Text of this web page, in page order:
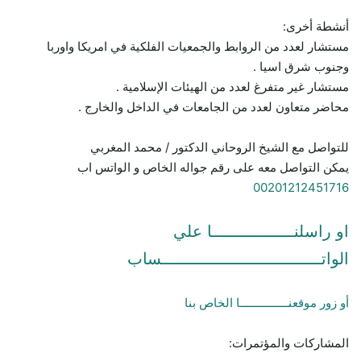
أنشطة أخرى:
مستشار لعدد من الروابط والجمعيات الفلكية في امريكا واوربا
وجنوب شرق اسيا .
مستشار غير متفرغ لعدد من الهيئات الإسلامية .
محاضر متعاون لعدد من الجامعات في الداخل والخارج .
للتواصل مع الشيخ الروحاني الدكتور / محمد المغربي
يمكن التواصل معه على رقم جواله الخاص و الواتس اب
00201212451716
او راسلنـــــــــــــــــا علي
الواتـــــــــــــــــــــــــــــــــساب
أو زور موقعنـــــــــــــــا الخاص بنا
المشاركات والمؤتمرات: